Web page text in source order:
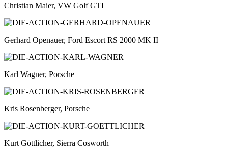
Christian Maier, VW Golf GTI
Gerhard Openauer, Ford Escort RS 2000 MK II
Karl Wagner, Porsche
Kris Rosenberger, Porsche
Kurt Göttlicher, Sierra Cosworth